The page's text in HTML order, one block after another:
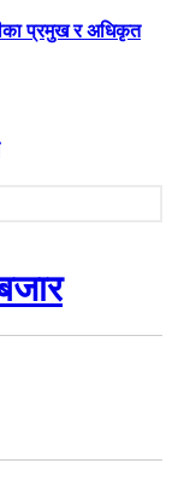
प्रमुख र अधिकृत